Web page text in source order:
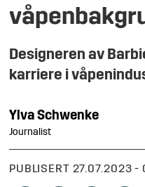
Designeren av
karriere i
Ylva Schwenke
Journalist
PUBLISERT 27.07.2023 -